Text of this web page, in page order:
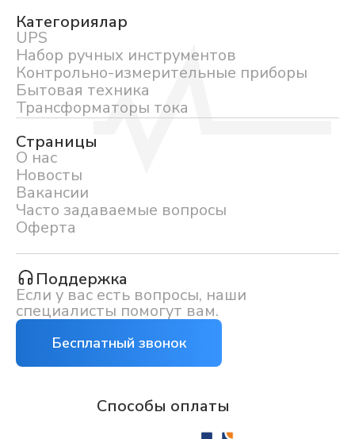
Категориялар
UPS
Набор ручных инструментов
Контрольно-измерительные приборы
Бытовая техника
Трансформаторы тока
Страницы
О нас
Новосты
Вакансии
Часто задаваемые вопросы
Оферта
Поддержка
Если у вас есть вопросы, наши
специалисты помогут вам.
Бесплатный звонок
Способы оплаты